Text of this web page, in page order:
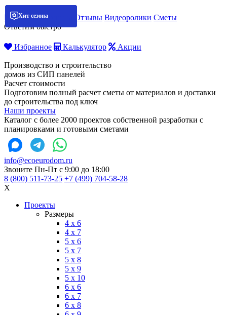
Мобильная бригада Отзывы Видеоролики Сметы
Ответим быстро
Избранное Калькулятор Акции
Производство и строительство
домов из СИП панелей
Расчет стоимости
Подготовим полный расчет сметы от материалов и доставки
до строительства под ключ
Наши проекты
Каталог с более 2000 проектов собственной разработки с
планировками и готовыми сметами
info@ecoeurodom.ru
Звоните Пн-Пт с 9:00 до 18:00
8 (800) 511-73-25 +7 (499) 704-58-28
X
Проекты
Размеры
4 x 6
4 x 7
5 x 6
5 x 7
5 x 8
5 x 9
5 x 10
6 x 6
6 x 7
6 x 8
Хит сезона
Хит сезона
Хит сезона
Хит сезона